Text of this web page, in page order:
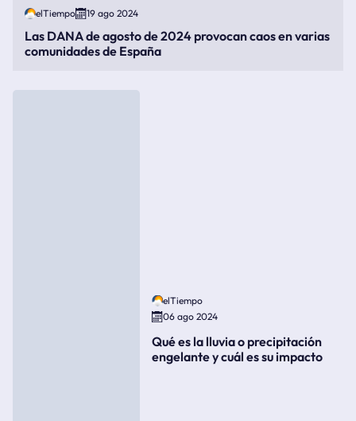
elTiempo 19 ago 2024
Las DANA de agosto de 2024 provocan caos en varias
comunidades de España
elTiempo
06 ago 2024
Qué es la lluvia o precipitación
engelante y cuál es su impacto